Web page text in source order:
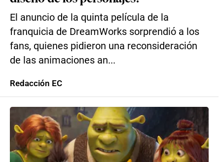
El anuncio de la quinta película de la
franquicia de DreamWorks sorprendió a los
fans, quienes pidieron una reconsideración
de las animaciones an...
Redacción EC